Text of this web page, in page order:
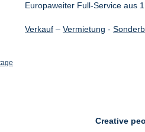
Europaweiter Full-Service aus
Verkauf – Vermietung -
Creative